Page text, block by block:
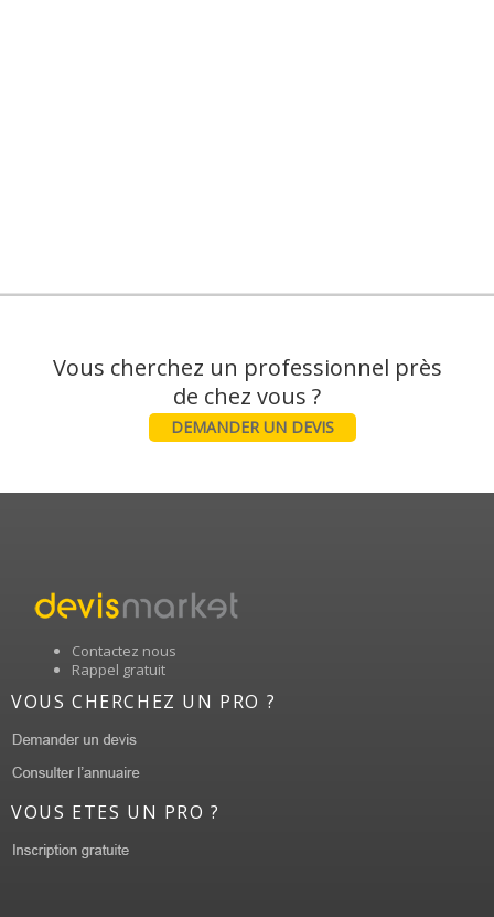
Vous cherchez un professionnel près
DEMANDER UN DEVIS
Contactez nous
Rappel gratuit
VOUS CHERCHEZ UN PRO ?
VOUS ETES UN PRO ?